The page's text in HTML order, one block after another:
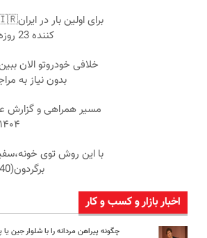
کننده 23 روزه ساخت!
خلافی خودروتو الان
بدون نیاز به
مسیر همراهی و گزارش
۱۴۰۴
با این روش توی
برگردون(40%off)
اخبار بازار و کسب و کار
چگونه پیراهن مردانه را با شلوار جین